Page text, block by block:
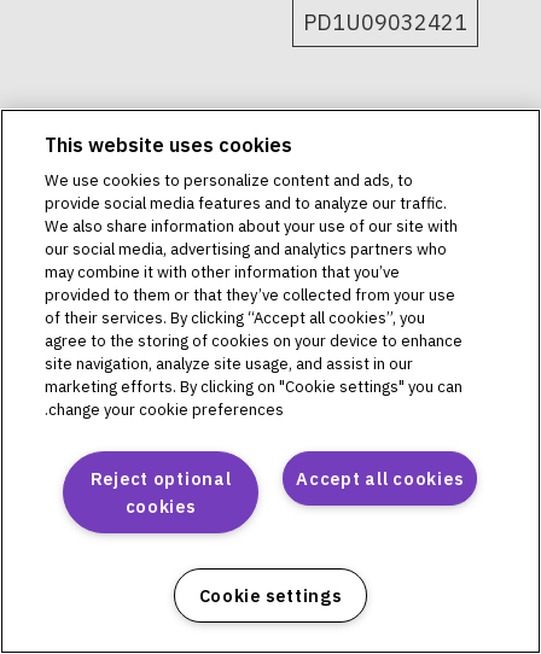
PD1U09032421
SCHWEIZ / SUISSE / SVIZZERO
Omnipod Insulin Management
System(Omnipod Eros)
L72509
L72511
L72513
L72514
L72515
Omnipod DASH
PD1U11132421
PD1U11142421
This website uses cookies
We use cookies to personalize content and ads, to
provide social media features and to analyze our traffic.
We also share information about your use of our site with
our social media, advertising and analytics partners who
may combine it with other information that you’ve
provided to them or that they’ve collected from your use
of their services. By clicking “Accept all cookies”, you
agree to the storing of cookies on your device to enhance
site navigation, analyze site usage, and assist in our
marketing efforts. By clicking on "Cookie settings" you can
change your cookie preferences.
Accept all cookies
Reject optional
cookies
Cookie settings